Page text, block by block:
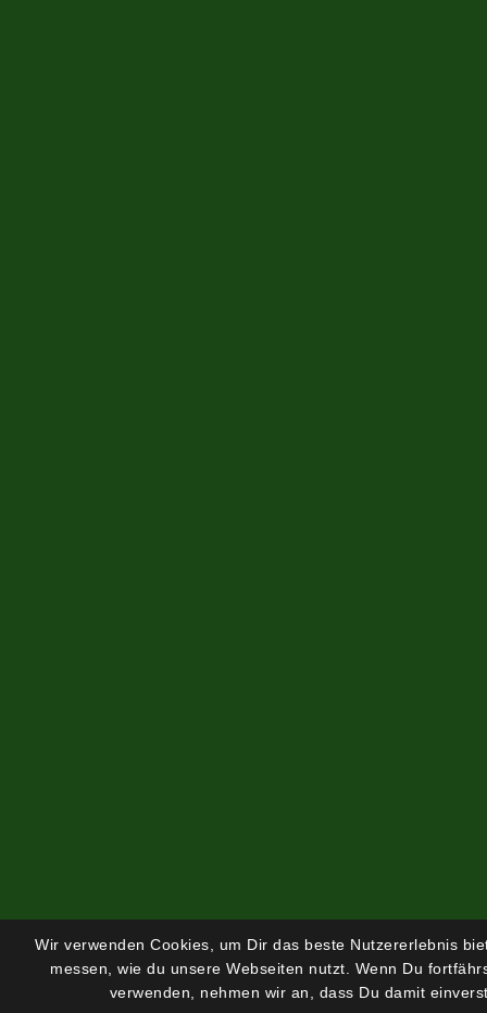
Wir verwenden Cookies, um Dir das beste Nutzererlebnis
messen, wie du unsere Webseiten nutzt. Wenn Du
verwenden, nehmen wir an, dass Du damit